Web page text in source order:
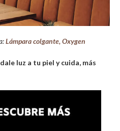
Lámpara colgante, Oxygen
luz a tu piel y cuida, más